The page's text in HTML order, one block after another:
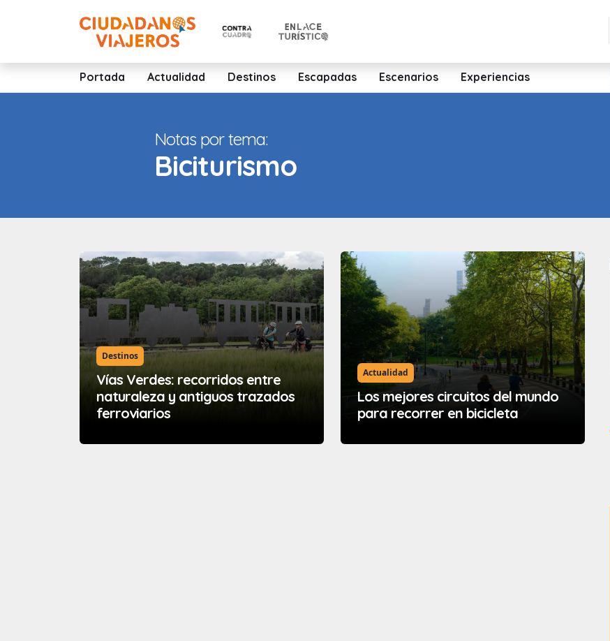
Portada Actualidad Destinos Escapadas Escenarios Experiencias
Notas por tema:
Biciturismo
Destinos
Vías Verdes: recorridos entre
naturaleza y antiguos trazados
ferroviarios
Actualidad
Los mejores circuitos del mundo
para recorrer en bicicleta